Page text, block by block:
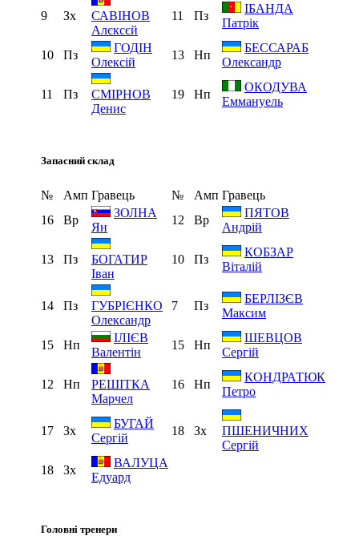
9 Зх
САВІНОВ
Алєксєй
11 Пз
ІБАНДА
Патрік
10 Пз
ГОДІН
Олексій
13 Нп
БЕССАРАБ
Олександр
11 Пз
СМІРНОВ
Денис
19 Нп
ОКОДУВА
Еммануель
Запасний склад
№ Амп Гравець № Амп Гравець
16
Вр
ЗОЛНА
Ян
12 Вр
ПЯТОВ
Андрій
13 Пз
БОГАТИР
Іван
10 Пз
КОБЗАР
Віталій
14 Пз
ГУБРІЄНКО
Олександр
7 Пз
БЕРЛІЗЄВ
Максим
15 Нп
ІЛІЄВ
Валентін
15 Нп
ШЕВЦОВ
Сергій
12 Нп
РЕШІТКА
Марчел
16 Нп
КОНДРАТЮК
Петро
17 Зх
БУГАЙ
Сергій
18 Зх
ПШЕНИЧНИХ
Сергій
18
Зх
ВАЛУЦА
Едуард
Головні тренери